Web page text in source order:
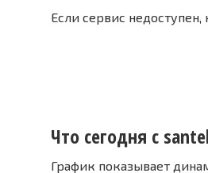
Если сервис
Что сегодня с
График показывает